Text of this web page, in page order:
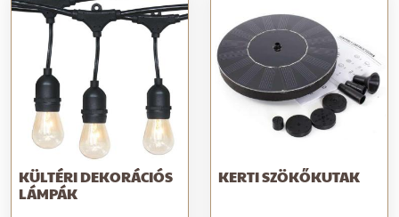
KÜLTÉRI DEKORÁCIÓS
LÁMPÁK
KERTI SZÖKŐKUTAK